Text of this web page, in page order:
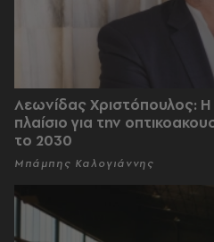
Λεωνίδας Χριστόπουλος: Η
πλαίσιο για την
το 2030
Μπάμπης Καλογιάννης